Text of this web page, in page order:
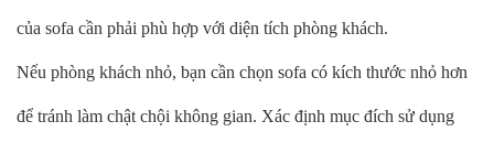
của sofa cần phải phù hợp với diện tích phòng khách.
Nếu phòng khách nhỏ, bạn cần chọn sofa có kích thước nhỏ hơn
để tránh làm chật chội không gian. Xác định mục đích sử dụng